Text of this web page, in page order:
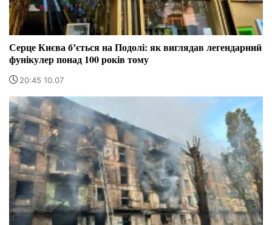
Серце Києва бʼється на Подолі: як виглядав легендарний
фунікулер понад 100 років тому
20:45 10.07